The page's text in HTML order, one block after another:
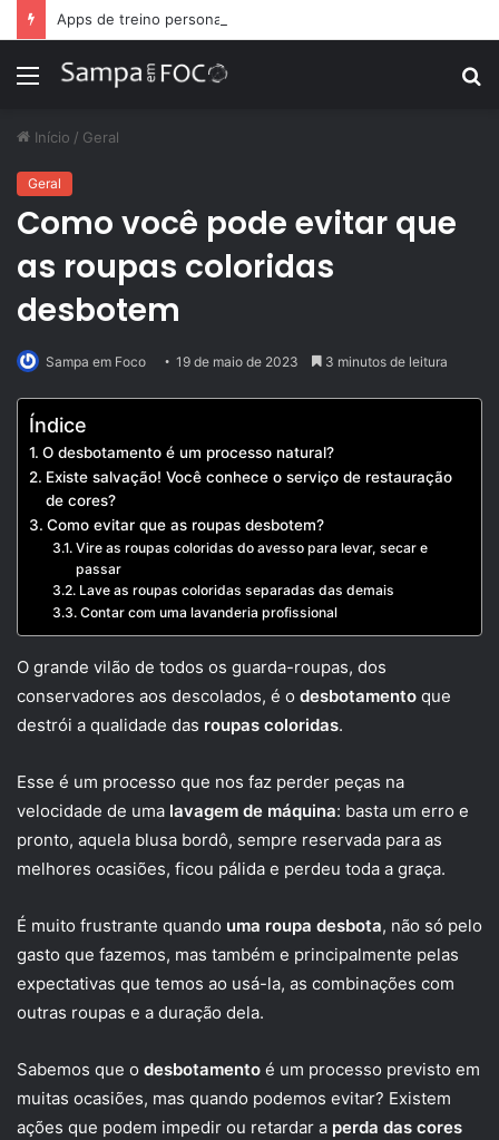
Menu
Início / Geral
Geral
Como você pode evitar que
as roupas coloridas
desbotem
Sampa em Foco 19 de maio de 2023 3 minutos de leitura
Índice
O desbotamento é um processo natural?
Existe salvação! Você conhece o serviço de restauração
de cores?
Como evitar que as roupas desbotem?
Vire as roupas coloridas do avesso para levar, secar e
passar
Lave as roupas coloridas separadas das demais
Contar com uma lavanderia profissional
O grande vilão de todos os guarda-roupas, dos
conservadores aos descolados, é o desbotamento que
destrói a qualidade das roupas coloridas.
Esse é um processo que nos faz perder peças na
velocidade de uma lavagem de máquina: basta um erro e
pronto, aquela blusa bordô, sempre reservada para as
melhores ocasiões, ficou pálida e perdeu toda a graça.
É muito frustrante quando uma roupa desbota, não só pelo
gasto que fazemos, mas também e principalmente pelas
expectativas que temos ao usá-la, as combinações com
outras roupas e a duração dela.
Sabemos que o desbotamento é um processo previsto em
muitas ocasiões, mas quando podemos evitar? Existem
ações que podem impedir ou retardar a perda das cores